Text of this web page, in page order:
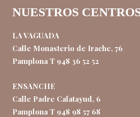
NUESTROS
LA VAGUADA
Calle Monasterio de Irache, 76
Pamplona T 948 36 52 52
ENSANCHE
Calle Padre Calatayud, 6
Pamplona T 948 98 57 68